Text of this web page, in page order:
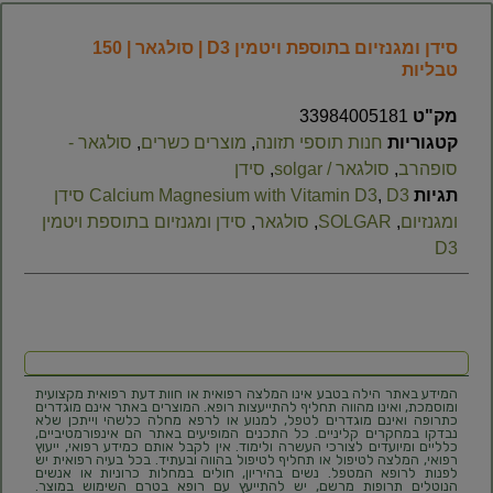
סידן ומגנזיום בתוספת ויטמין D3 | סולגאר | 150
טבליות
מק"ט 33984005181
קטגוריות חנות תוספי תזונה, מוצרים כשרים, סולגאר -
סופהרב, סולגאר / solgar , סידן
תגיות
Calcium Magnesium with Vitamin D3,
D3 סידן
ומגנזיום,
SOLGAR
, סולגאר, סידן ומגנזיום בתוספת ויטמין
D3
המידע באתר הילה בטבע אינו המלצה רפואית או חוות דעת רפואית מקצועית
ומוסמכת, ואינו מהווה תחליף להתייעצות רופא. המוצרים באתר אינם מוגדרים
כתרופה ואינם מוגדרים לטפל, למנוע או לרפא מחלה כלשהי וייתכן שלא
נבדקו במחקרים קליניים. כל התכנים המופיעים באתר הם אינפורמטיביים,
כלליים ומיועדים לצורכי העשרה ולימוד. אין לקבל אותם כמידע רפואי, ייעוץ
רפואי, המלצה לטיפול או תחליף לטיפול בהווה ובעתיד. בכל בעיה רפואית יש
לפנות לרופא המטפל. נשים בהיריון, חולים במחלות כרוניות או אנשים
הנוטלים תרופות מרשם, יש להתייעץ עם רופא בטרם השימוש במוצר.